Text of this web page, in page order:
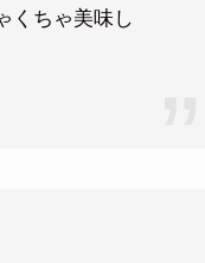
くちゃ美味し